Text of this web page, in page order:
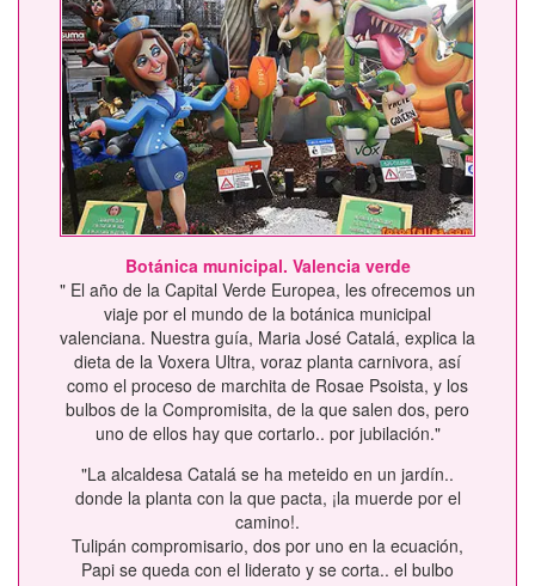
Botánica municipal. Valencia verde
" El año de la Capital Verde Europea, les ofrecemos un
viaje por el mundo de la botánica municipal
valenciana. Nuestra guía, Maria José Catalá, explica la
dieta de la Voxera Ultra, voraz planta carnivora, así
como el proceso de marchita de Rosae Psoista, y los
bulbos de la Compromisita, de la que salen dos, pero
uno de ellos hay que cortarlo.. por jubilación."
"La alcaldesa Catalá se ha meteido en un jardín..
donde la planta con la que pacta, ¡la muerde por el
camino!.
Tulipán compromisario, dos por uno en la ecuación,
Papi se queda con el liderato y se corta.. el bulbo